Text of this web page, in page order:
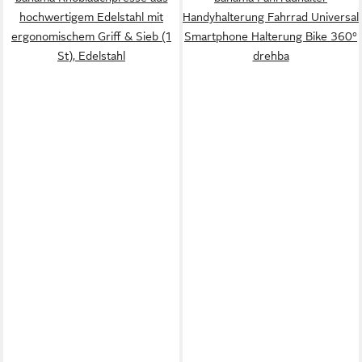
hochwertigem Edelstahl mit
ergonomischem Griff & Sieb (1
St), Edelstahl
Handyhalterung Fahrrad Universal
Smartphone Halterung Bike 360°
drehba